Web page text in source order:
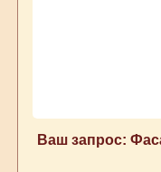
Ваш запрос: